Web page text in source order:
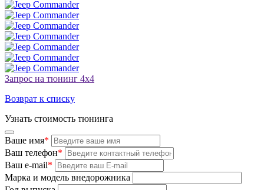
Запрос на тюнинг 4х4
Возврат к списку
Узнать стоимость тюнинга
Ваше имя*
Ваш телефон*
Ваш e-mail*
Марка и модель внедорожника